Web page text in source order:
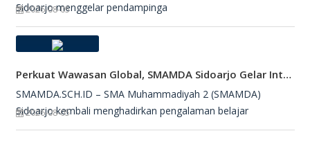
Sidoarjo menggelar pendampinga
2026-08-05
Perkuat Wawasan Global, SMAMDA Sidoarjo Gelar International Talk Show Bersama Mahasiswa Turki
SMAMDA.SCH.ID – SMA Muhammadiyah 2 (SMAMDA)
Sidoarjo kembali menghadirkan pengalaman belajar
2026-08-05